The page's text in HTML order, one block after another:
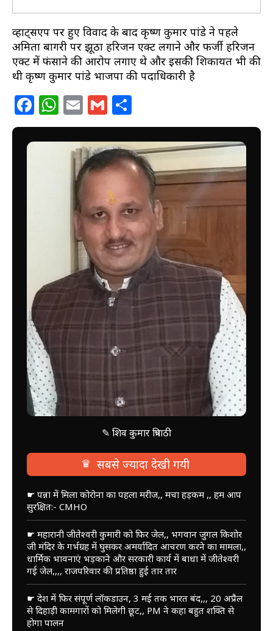
व्हाट्सएप पर हुए विवाद के बाद कृष्ण कुमार पांडे ने पहले
अमिता बागरी पर झूठा हरिजन एक्ट लगाने और फर्जी हरिजन
एक्ट में फंसाने की आरोप लगाए थे और इसकी शिकायत भी की
थी कृष्ण कुमार पांडे भाजपा की पदाधिकारी है
Facebook
WhatsApp
Email
Gmail
✎ शिव कुमार त्रिपाठी
♛ सबसे ज्यादा देखी गयी
☛ पन्ना में मिला कोरोना का पहला मरीज,, मचा हड़कम ,, हम आप
सुरक्षित:- CMHO
☛ महारानी जीतेश्वरी कुमारी को फिर जेल,, भगवान जुगल किशोर
जी मंदिर के गर्भग्रह में घुसकर अमर्यादित आचरण करने का मामला,,
धार्मिक भावनाएं भड़काने और सरकारी कार्य में बाधा में जीतेश्वरी
गई जेल,,,, राजपरिवार की प्रतिष्ठा हुई तार तार
☛ देश में फिर संपूर्ण लॉकडाउन, 3 मई तक भारत बंद,,, 20 अप्रैल
से दिहाड़ी कामगारों को मिलेगी छूट,, PM ने कहा बहुत शक्ति से
होगा पालन